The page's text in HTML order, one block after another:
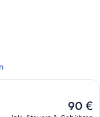
Der
aktuelle
90 €